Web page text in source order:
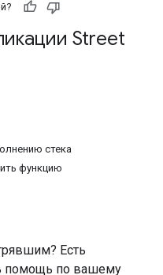
Street
стека
функцию
Есть
помощь по вашему